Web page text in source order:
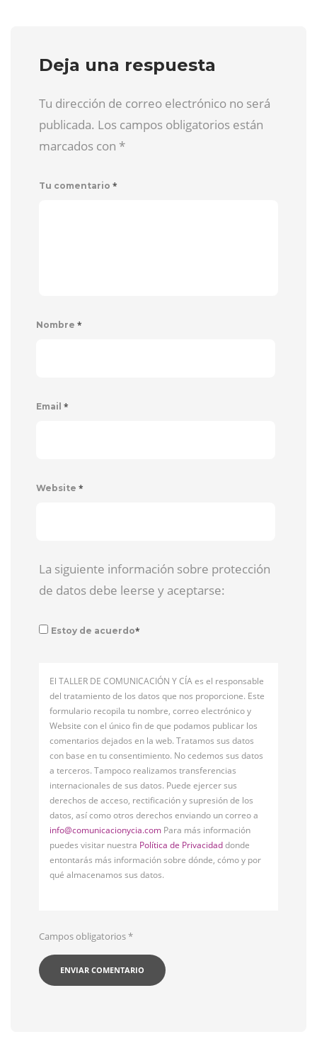
Deja una respuesta
Tu dirección de correo electrónico no será
publicada. Los campos obligatorios están
marcados con *
Tu comentario *
Nombre *
Email *
Website *
La siguiente información sobre protección
de datos debe leerse y aceptarse:
Estoy de acuerdo*
El TALLER DE COMUNICACIÓN Y CÍA es el responsable
del tratamiento de los datos que nos proporcione. Este
formulario recopila tu nombre, correo electrónico y
Website con el único fin de que podamos publicar los
comentarios dejados en la web. Tratamos sus datos
con base en tu consentimiento. No cedemos sus datos
a terceros. Tampoco realizamos transferencias
internacionales de sus datos. Puede ejercer sus
derechos de acceso, rectificación y supresión de los
datos, así como otros derechos enviando un correo a
info@comunicacionycia.com Para más información
puedes visitar nuestra Política de Privacidaddonde
entontarás más información sobre dónde, cómo y por
qué almacenamos sus datos.
Campos obligatorios*